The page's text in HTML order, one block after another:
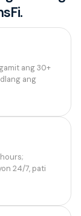
ang 30+
ang
24/7, pati